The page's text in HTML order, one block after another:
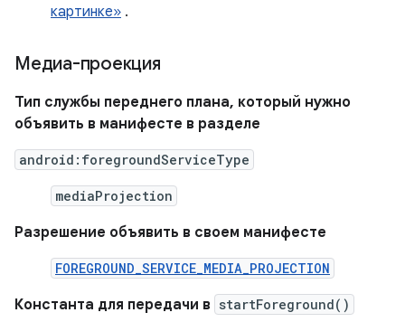
картинке» .
Медиа-проекция
Тип службы переднего плана, который нужно
объявить в манифесте в разделе
android:foregroundServiceType
mediaProjection
Разрешение объявить в своем манифесте
FOREGROUND_SERVICE_MEDIA_PROJECTION
Константа для передачи в startForeground()